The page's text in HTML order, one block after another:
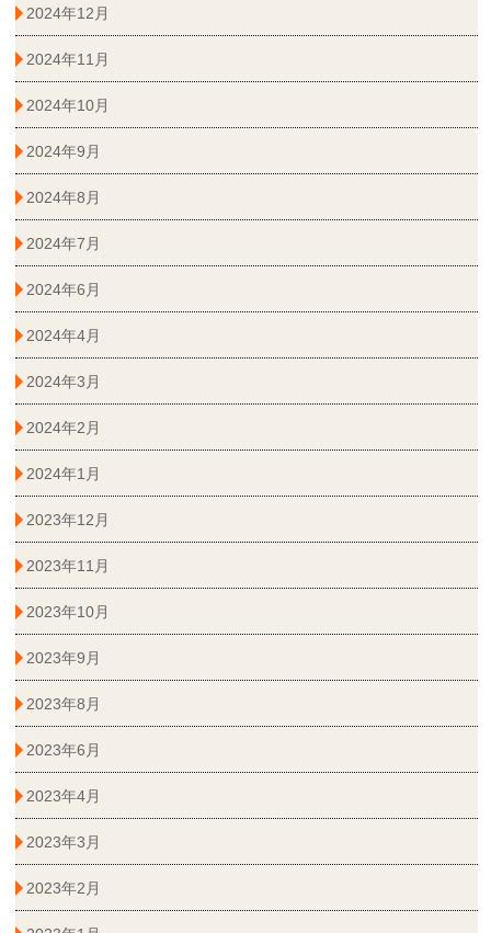
2024年12月
2024年11月
2024年10月
2024年9月
2024年8月
2024年7月
2024年6月
2024年4月
2024年3月
2024年2月
2024年1月
2023年12月
2023年11月
2023年10月
2023年9月
2023年8月
2023年6月
2023年4月
2023年3月
2023年2月